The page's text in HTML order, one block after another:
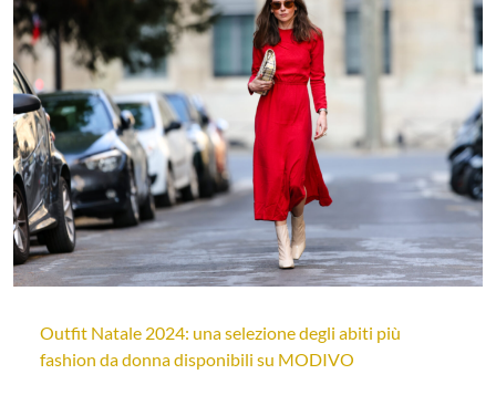
Outfit Natale 2024: una selezione degli abiti più
fashion da donna disponibili su MODIVO